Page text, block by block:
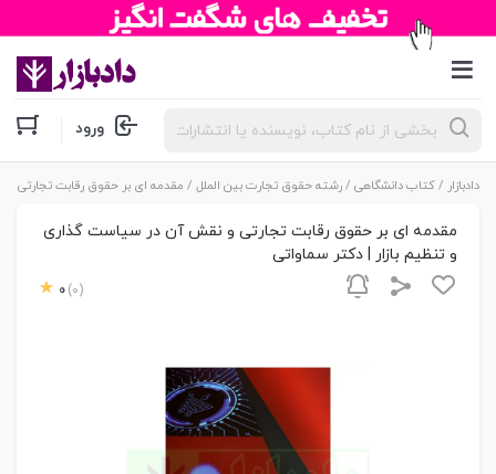
جستجوی
محصولات ورود
دادبازار /کتاب دانشگاهی /رشته حقوق تجارت بین الملل / مقدمه ای بر حقوق رقابت تجارتی
مقدمه ای بر حقوق رقابت تجارتی و نقش آن در سیاست گذاری
و تنظیم بازار | دکتر سماواتی
0 (0)